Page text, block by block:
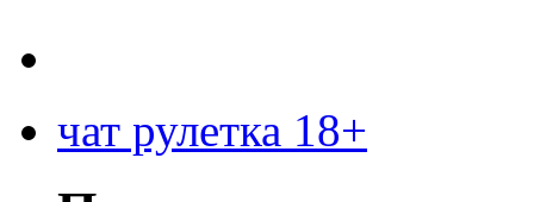
чат рулетка 18+